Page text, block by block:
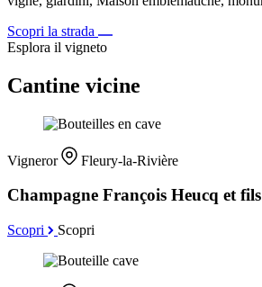
Scopri la strada
Esplora il vigneto
Cantine vicine
Vigneror Fleury-la-Rivière
Champagne François Heucq et fils
Scopri Scopri